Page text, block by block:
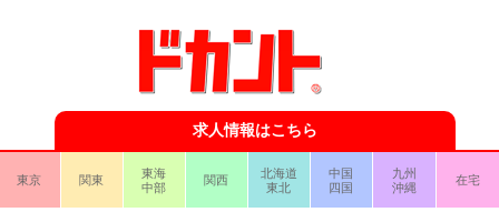
求人情報はこちら
東京 関東
東海
中部
関西
北海道
東北
中国
四国
九州
沖縄
在宅